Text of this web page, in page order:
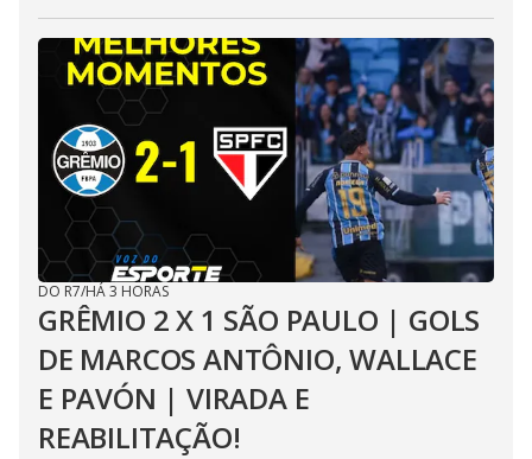
DO R7/HÁ 3 HORAS
GRÊMIO 2 X 1 SÃO PAULO | GOLS
DE MARCOS ANTÔNIO, WALLACE
E PAVÓN | VIRADA E
REABILITAÇÃO!